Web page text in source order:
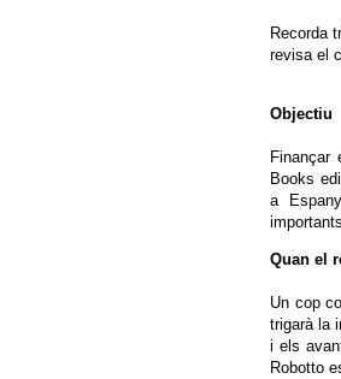
Recorda
revisa el
Objectiu
Finançar
Books
a
Quan el
Un cop
trigarà la
i els
Robotto